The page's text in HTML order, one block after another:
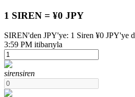
USDT Vadeli İşlemleri
1 SIREN = ¥0 JPY
SIREN'den JPY'ye: 1 Siren ¥0 JPY'ye
3:59 PM itibarıyla
sirensiren